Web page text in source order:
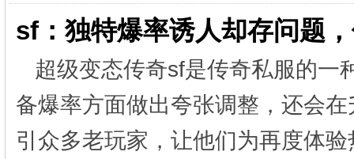
sf：独特爆率诱人却存问题
超级变态传奇sf是传奇私服的一
备爆率方面做出夸张调整，还会
引众多老玩家，让他们为再度体